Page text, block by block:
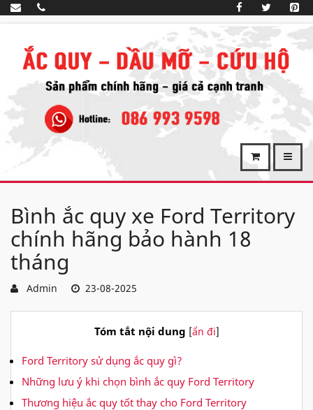
Bình ắc quy xe Ford Territory
chính hãng bảo hành 18
tháng
Admin 23-08-2025
Tóm tắt nội dung [ẩn đi]
Ford Territory sử dụng ắc quy gì?
Những lưu ý khi chọn bình ắc quy Ford Territory
Thương hiệu ắc quy tốt thay cho Ford Territory